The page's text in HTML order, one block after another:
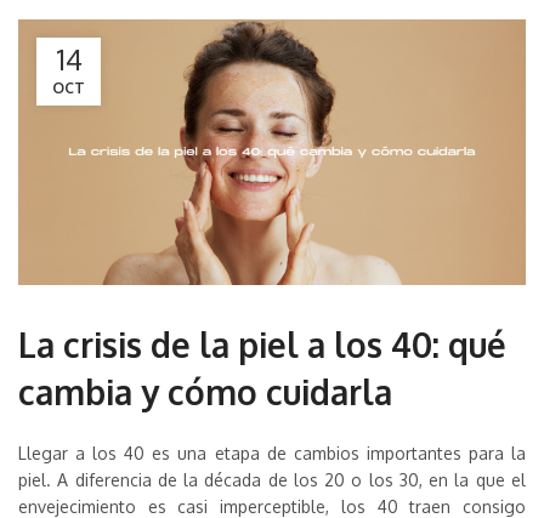
14
OCT
La crisis de la piel a los 40: qué
cambia y cómo cuidarla
Llegar a los 40 es una etapa de cambios importantes para la
piel. A diferencia de la década de los 20 o los 30, en la que el
envejecimiento es casi imperceptible, los 40 traen consigo